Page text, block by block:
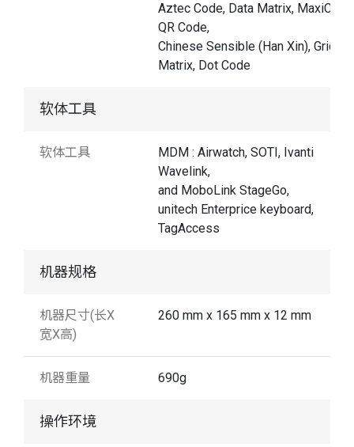
Aztec Code, Data Matrix,
QR Code,
Chinese Sensible (Han Xin), Grid
Matrix, Dot Code
软体工具
软体工具
MDM : Airwatch, SOTI, Ivanti
Wavelink,
and MoboLink StageGo,
unitech Enterprice keyboard,
TagAccess
机器规格
机器尺寸(长X
宽X高)
260 mm x 165 mm x 12 mm
机器重量 690g
操作环境